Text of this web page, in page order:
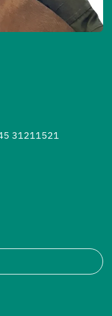
31211521